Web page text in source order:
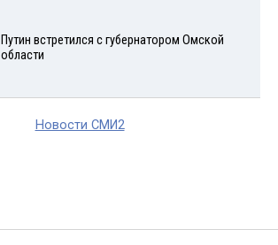
Путин встретился с губернатором Омской
области
Новости СМИ2